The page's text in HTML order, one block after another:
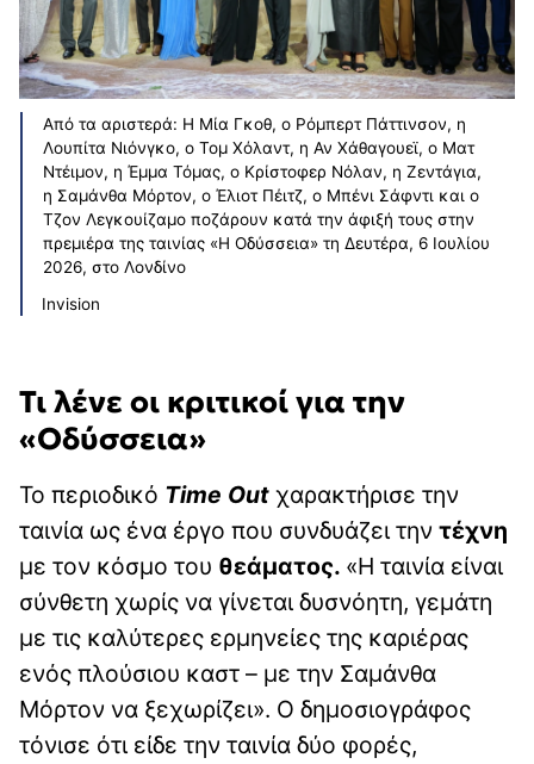
Από τα αριστερά: Η Μία Γκοθ, ο Ρόμπερτ Πάττινσον, η
Λουπίτα Νιόνγκο, ο Τομ Χόλαντ, η Αν Χάθαγουεϊ, ο Ματ
Ντέιμον, η Έμμα Τόμας, ο Κρίστοφερ Νόλαν, η Ζεντάγια,
η Σαμάνθα Μόρτον, ο Έλιοτ Πέιτζ, ο Μπένι Σάφντι και ο
Τζον Λεγκουίζαμο ποζάρουν κατά την άφιξή τους στην
πρεμιέρα της ταινίας «Η Οδύσσεια» τη Δευτέρα, 6 Ιουλίου
2026, στο Λονδίνο
Invision
Τι λένε οι κριτικοί για την
«Οδύσσεια»
Το περιοδικό Time Out χαρακτήρισε την
ταινία ως ένα έργο που συνδυάζει την τέχνη
με τον κόσμο του θεάματος. «Η ταινία είναι
σύνθετη χωρίς να γίνεται δυσνόητη, γεμάτη
με τις καλύτερες ερμηνείες της καριέρας
ενός πλούσιου καστ – με την Σαμάνθα
Μόρτον να ξεχωρίζει». Ο δημοσιογράφος
τόνισε ότι είδε την ταινία δύο φορές,